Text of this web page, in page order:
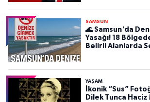
SAMSUN
🌊 Samsun'da
Yasağı! 18
Belirli Alanlarda
YAŞAM
İkonik “Sus”
Dilek Tunca